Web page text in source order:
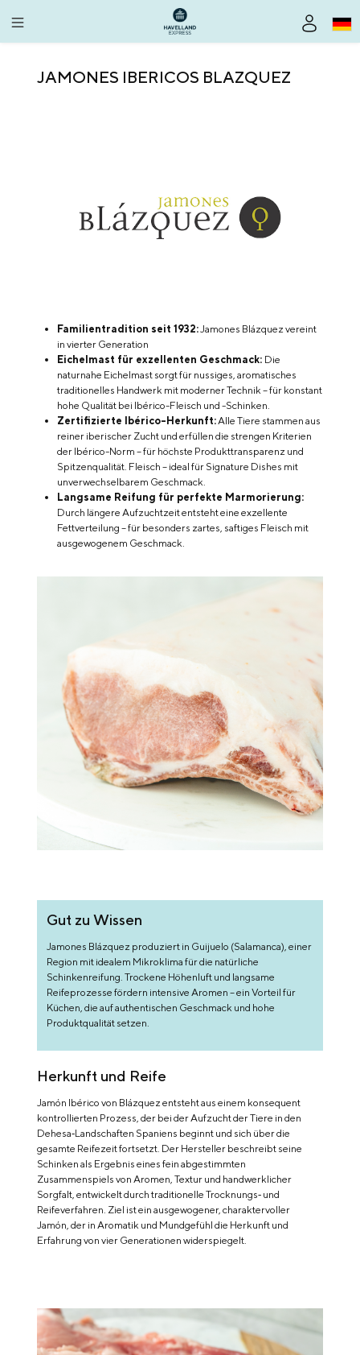
JAMONES IBERICOS BLAZQUEZ
Familientradition seit 1932:Jamones Blázquez vereint
in vierter Generation
Eichelmast für exzellenten Geschmack: Die
naturnahe Eichelmast sorgt für nussiges, aromatisches
traditionelles Handwerk mit moderner Technik – für konstant
hohe Qualität bei Ibérico-Fleisch und -Schinken.
Zertifizierte Ibérico-Herkunft: Alle Tiere stammen aus
reiner iberischer Zucht und erfüllen die strengen Kriterien
der Ibérico-Norm – für höchste Produkttransparenz und
Spitzenqualität. Fleisch – ideal für Signature Dishes mit
unverwechselbarem Geschmack.
Langsame Reifung für perfekte Marmorierung:
Durch längere Aufzuchtzeit entsteht eine exzellente
Fettverteilung – für besonders zartes, saftiges Fleisch mit
ausgewogenem Geschmack.
Gut zu Wissen
Jamones Blázquez produziert in Guijuelo (Salamanca), einer
Region mit idealem Mikroklima für die natürliche
Schinkenreifung. Trockene Höhenluft und langsame
Reifeprozesse fördern intensive Aromen – ein Vorteil für
Küchen, die auf authentischen Geschmack und hohe
Produktqualität setzen.
Herkunft und Reife
Jamón Ibérico von Blázquez entsteht aus einem konsequent
kontrollierten Prozess, der bei der Aufzucht der Tiere in den
Dehesa‑Landschaften Spaniens beginnt und sich über die
gesamte Reifezeit fortsetzt. Der Hersteller beschreibt seine
Schinken als Ergebnis eines fein abgestimmten
Zusammenspiels von Aromen, Textur und handwerklicher
Sorgfalt, entwickelt durch traditionelle Trocknungs‑ und
Reifeverfahren. Ziel ist ein ausgewogener, charaktervoller
Jamón, der in Aromatik und Mundgefühl die Herkunft und
Erfahrung von vier Generationen widerspiegelt.